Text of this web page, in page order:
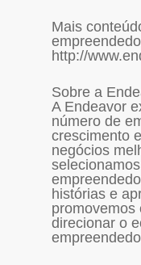
Mais
http://
Sobre a
A Endeavor
número de
crescimento
negócios
histórias e
promovemos
direcionar o